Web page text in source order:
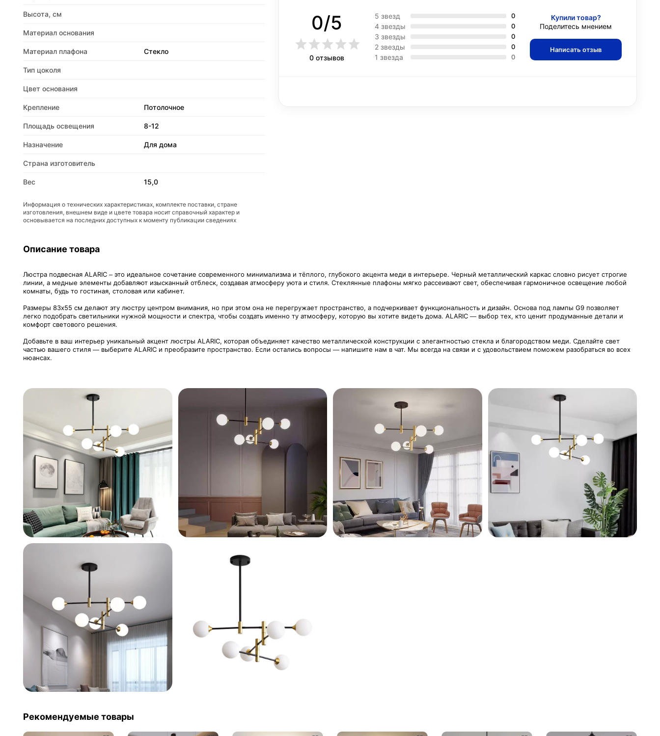
Высота, см
Материал основания
Материал плафона Стекло
Тип цоколя
Цвет основания
Крепление Потолочное
Площадь освещения 8-12
Назначение Для дома
Страна изготовитель
Вес 15,0
Информация о технических характеристиках, комплекте поставки, стране
изготовления, внешнем виде и цвете товара носит справочный характер и
основывается на последних доступных к моменту публикации сведениях
0/5
0 отзывов
5 звезд 0
4 звезды 0
3 звезды 0
2 звезды 0
1 звезда 0
Купили товар?
Поделитесь мнением
Написать отзыв
Описание товара
Люстра подвесная ALARIC – это идеальное сочетание современного минимализма и тёплого, глубокого акцента меди в интерьере. Черный металлический каркас словно рисует строгие
линии, а медные элементы добавляют изысканный отблеск, создавая атмосферу уюта и стиля. Стеклянные плафоны мягко рассеивают свет, обеспечивая гармоничное освещение любой
комнаты, будь то гостиная, столовая или кабинет.
Размеры 83х55 см делают эту люстру центром внимания, но при этом она не перегружает пространство, а подчеркивает функциональность и дизайн. Основа под лампы G9 позволяет
легко подобрать светильники нужной мощности и спектра, чтобы создать именно ту атмосферу, которую вы хотите видеть дома. ALARIC — выбор тех, кто ценит продуманные детали и
комфорт светового решения.
Добавьте в ваш интерьер уникальный акцент люстры ALARIC, которая объединяет качество металлической конструкции с элегантностью стекла и благородством меди. Сделайте свет
частью вашего стиля — выберите ALARIC и преобразите пространство. Если остались вопросы — напишите нам в чат. Мы всегда на связи и с удовольствием поможем разобраться во всех
нюансах.
Рекомендуемые товары